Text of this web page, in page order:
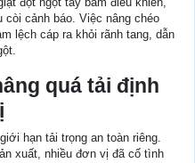
còi cảnh báo. Việc nâng chéo
lệch cáp ra khỏi rãnh tang, dẫn
quá tải định
hạn tải trọng an toàn riêng.
xuất, nhiều đơn vị đã cố tình